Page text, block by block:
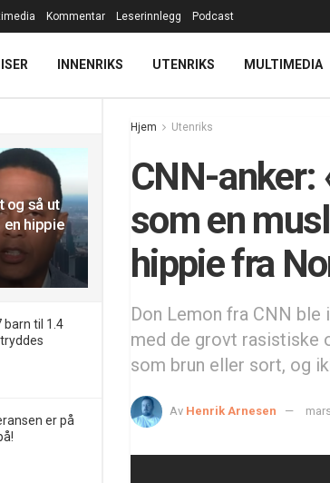
og så ut
hippie
barn til 1.4
er på
Kommentar Leserinnlegg Podcast
INNENRIKS UTENRIKS MULTIMEDIA
Hjem Utenriks
CNN-anker:
som en
hippie fra
Don Lemon fra CNN ble
med de grovt rasistiske
som brun eller sort, og
Av Henrik Arnesen